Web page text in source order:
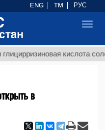
кислота
в
ENG TM РУС